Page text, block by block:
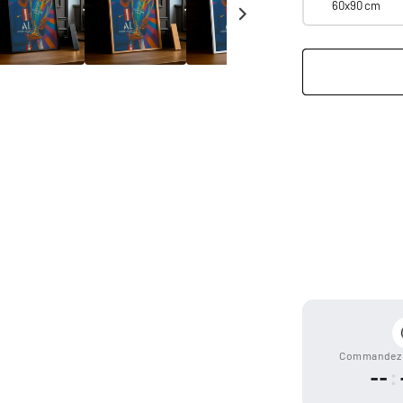
60x90 cm
--